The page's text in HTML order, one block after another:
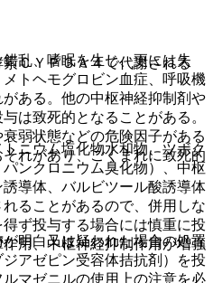
乱、嗜眠を生じ、更には失
トヘモグロビン血症、呼吸機
ある。他の中枢神経抑制剤や
は致死的となることがある。
弱状態などの危険因子がある
れがあり、ごくまれに致死的
明白又は疑われた場合の処置
アゼピン受容体拮抗剤）を投
マゼニルの使用上の注意を必
ＣＹＰ３Ａ４で代謝される
ニウム塩化物水和物、ツボク
ンクロニウム臭化物）、中枢
導体、バルビツール酸誘導体
ることがあるので、併用しな
ず投与する場合には慎重に投
用、中枢神経抑制作用が増強